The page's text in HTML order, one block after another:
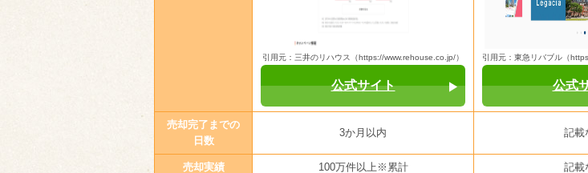
引用元：三井のリハウス（https://www.rehouse.co.jp/）
公式サイト
引用元：東急リバブル（
公式
売却完了までの
日数
3か月以内 記載
売却実績 100万件以上※累計 記載